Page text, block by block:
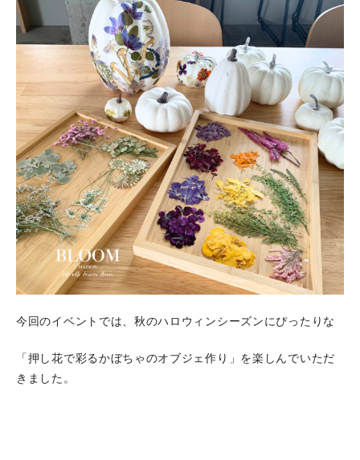
今回のイベントでは、秋のハロウィンシーズンにぴったりな
「押し花で彩るかぼちゃのオブジェ作り」を楽しんでいただ
きました。